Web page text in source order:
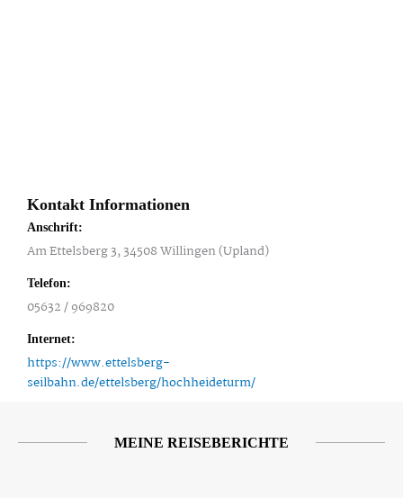
Kontakt Informationen
Anschrift:
Am Ettelsberg 3, 34508 Willingen (Upland)
Telefon:
05632 / 969820
Internet:
https://www.ettelsberg-
seilbahn.de/ettelsberg/hochheideturm/
MEINE REISEBERICHTE